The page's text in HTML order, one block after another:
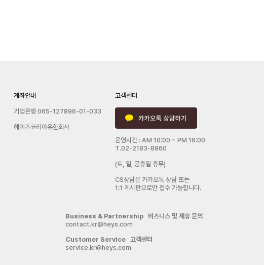
계좌안내
기업은행 065-127896-01-033
헤이즈코리아유한회사
고객센터
운영시간 : AM 10:00 ~ PM 16:00
T.02-2183-8860
(토, 일, 공휴일 휴무)
CS상담은 카카오톡 상담 또는
1:1 게시판으로만 접수 가능합니다.
Business & Partnership 비즈니스 및 제휴 문의
contact.kr@heys.com
Customer Service 고객센터
service.kr@heys.com